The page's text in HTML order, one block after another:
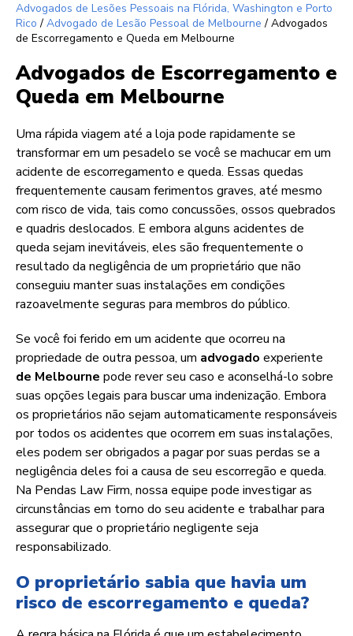
Advogados de Lesões Pessoais na Flórida, Washington e Porto
Rico / Advogado de Lesão Pessoal de Melbourne / Advogados
de Escorregamento e Queda em Melbourne
Advogados de Escorregamento e
Queda em Melbourne
Uma rápida viagem até a loja pode rapidamente se
transformar em um pesadelo se você se machucar em um
acidente de escorregamento e queda. Essas quedas
frequentemente causam ferimentos graves, até mesmo
com risco de vida, tais como concussões, ossos quebrados
e quadris deslocados. E embora alguns acidentes de
queda sejam inevitáveis, eles são frequentemente o
resultado da negligência de um proprietário que não
conseguiu manter suas instalações em condições
razoavelmente seguras para membros do público.
Se você foi ferido em um acidente que ocorreu na
propriedade de outra pessoa, um advogado experiente
de Melbourne pode rever seu caso e aconselhá-lo sobre
suas opções legais para buscar uma indenização. Embora
os proprietários não sejam automaticamente responsáveis
por todos os acidentes que ocorrem em suas instalações,
eles podem ser obrigados a pagar por suas perdas se a
negligência deles foi a causa de seu escorregão e queda.
Na Pendas Law Firm, nossa equipe pode investigar as
circunstâncias em torno do seu acidente e trabalhar para
assegurar que o proprietário negligente seja
responsabilizado.
O proprietário sabia que havia um
risco de escorregamento e queda?